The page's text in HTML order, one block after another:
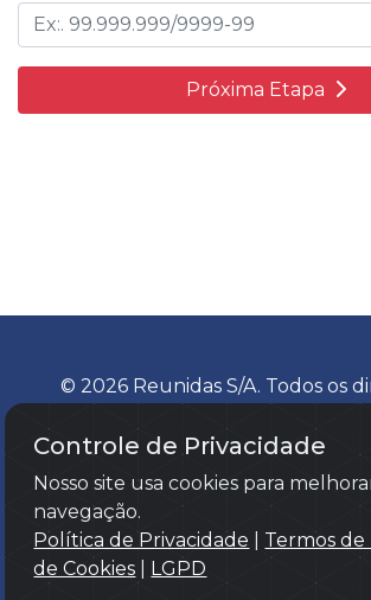
Próxima Etapa
© 2026 Reunidas S/A. Todos os
Controle de Privacidade
Nosso site usa cookies para
navegação.
Política de Privacidade
Termos de
de Cookies
LGPD